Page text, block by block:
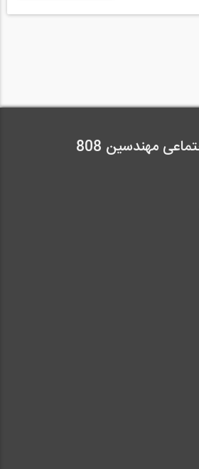
مهندسین 808